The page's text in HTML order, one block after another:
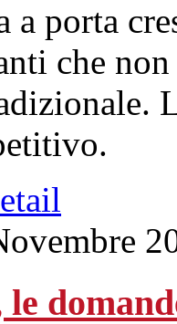
a porta
che